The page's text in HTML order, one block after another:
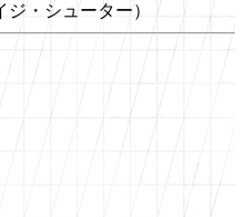
ジ・シューター）